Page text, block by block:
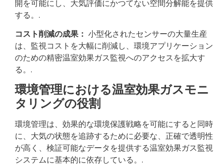
開を可能にし、大気評価にかつてない空間分解能を提供
する。.
コスト削減の成果： 小型化されたセンサーの大量生産
は、監視コストを大幅に削減し、環境アプリケーション
のための精密温室効果ガス監視へのアクセスを拡大す
る。.
環境管理における温室効果ガスモニ
タリングの役割
環境管理は、効果的な環境保護戦略を可能にすると同時
に、大気の状態を追跡するために必要な、正確で透明性
が高く、検証可能なデータを提供する温室効果ガス監視
システムに基本的に依存している。.